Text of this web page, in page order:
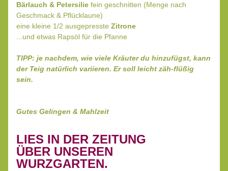
Bärlauch & Petersilie fein geschnitten (Menge nach
Geschmack & Pflücklaune)
eine kleine 1/2 ausgepresste Zitrone
...und etwas Rapsöl für die Pfanne
TIPP: je nachdem, wie viele Kräuter du hinzufügst, kann
der Teig natürlich variieren. Er soll leicht zäh-flüßig
sein.
Gutes Gelingen & Mahlzeit
LIES IN DER ZEITUNG
ÜBER UNSEREN
WURZGARTEN.